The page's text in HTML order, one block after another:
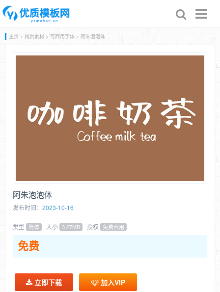
主页 > 网页素材 > 可商用字体 > 阿朱泡泡体
阿朱泡泡体
发布时间： 2023-10-16
类型 简体 大小 3.27MB 授权 免费商用
免费
立即下载 加入VIP